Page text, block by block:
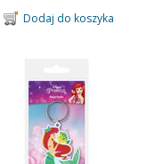
Dodaj do koszyka